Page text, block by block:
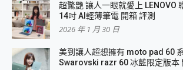
超驚艷 讓人一眼就愛上 LENOVO
14吋 AI輕薄筆電 開箱 評測
2026 年 1 月 30 日
美到讓人超想擁有 moto pad 60
Swarovski razr 60 冰藍限定版本